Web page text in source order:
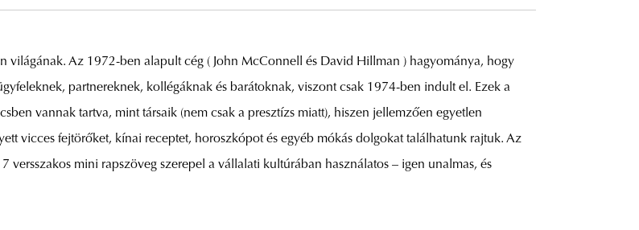
világának. Az 1972-ben alapult cég ( John McConnell és David Hillman ) hagyománya, hogy
partnereknek, kollégáknak és barátoknak, viszont csak 1974-ben indult el. Ezek a
vannak tartva, mint társaik (nem csak a presztízs miatt), hiszen jellemzően egyetlen
vicces fejtörőket, kínai receptet, horoszkópot és egyéb mókás dolgokat találhatunk rajtuk. Az
versszakos mini rapszöveg szerepel a vállalati kultúrában használatos – igen unalmas, és